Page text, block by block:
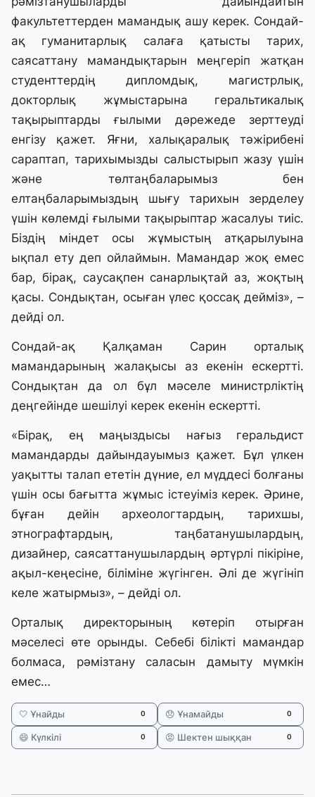
факультеттерден мамандық ашу керек. Сондай-
ақ гуманитарлық салаға қатысты тарих,
саясаттану мамандықтарын меңгеріп жатқан
студенттердің дипломдық, магистрлық,
докторлық жұмыстарына геральтикалық
тақырыптарды ғылыми дәрежеде зерттеуді
енгізу қажет. Яғни, халықаралық тәжірибені
сараптап, тарихымызды салыстырып жазу үшін
және төлтаңбаларымыз бен
елтаңбаларымыздың шығу тарихын зерделеу
үшін көлемді ғылыми тақырыптар жасалуы тиіс.
Біздің міндет осы жұмыстың атқарылуына
ықпал ету деп ойлаймын. Мамандар жоқ емес
бар, бірақ, саусақпен санарлықтай аз, жоқтың
қасы. Сондықтан, осыған үлес қоссақ дейміз», –
дейді ол.
Сондай-ақ Қалқаман Сарин орталық
мамандарының жалақысы аз екенін ескертті.
Сондықтан да ол бұл мәселе министрліктің
деңгейінде шешілуі керек екенін ескертті.
«Бірақ, ең маңыздысы нағыз геральдист
мамандарды дайындауымыз қажет. Бұл үлкен
уақытты талап ететін дүние, ел мүддесі болғаны
үшін осы бағытта жұмыс істеуіміз керек. Әрине,
бұған дейін археологтардың, тарихшы,
этнографтардың, таңбатанушылардың,
дизайнер, саясаттанушылардың әртүрлі пікіріне,
ақыл-кеңесіне, біліміне жүгінген. Әлі де жүгініп
келе жатырмыз», – дейді ол.
Орталық директорының көтеріп отырған
мәселесі өте орынды. Себебі білікті мамандар
болмаса, рәмізтану саласын дамыту мүмкін
емес…
🤍 Ұнайды 0 😞 Ұнамайды 0
😄 Күлкілі 0 😡 Шектен шыққан 0